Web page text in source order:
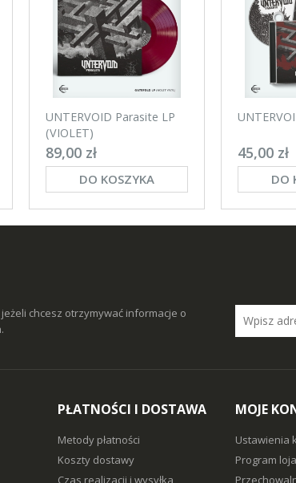
UNTERVOID Parasite LP
(VIOLET)
89,00 zł
DO KOSZYKA
45,00 zł
DO
chcesz otrzymywać informacje o
PŁATNOŚCI I DOSTAWA
Metody płatności
Koszty dostawy
MOJE
Ustawienia
Program